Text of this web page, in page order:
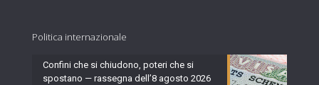
Politica internazionale
Confini che si chiudono, poteri che si
spostano — rassegna dell’8 agosto 2026